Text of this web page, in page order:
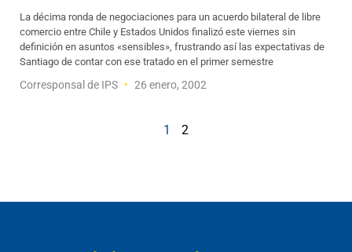
La décima ronda de negociaciones para un acuerdo bilateral de libre
comercio entre Chile y Estados Unidos finalizó este viernes sin
definición en asuntos «sensibles», frustrando así las expectativas de
Santiago de contar con ese tratado en el primer semestre
Corresponsal de IPS 26 enero, 2002
1 2